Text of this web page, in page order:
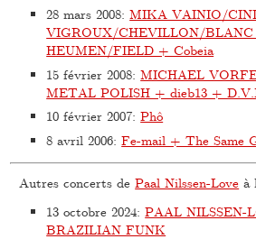
28 mars 2008:MIKA VAINIO/
VIGROUX/CHEVILLON/
HEUMEN/FIELD + Cobeia
15 février 2008:MICHAEL
METAL POLISH + dieb13 +
10 février 2007:Phô
8 avril 2006:Fe-mail + The Same
Autres concerts dePaal Nilssen-Love à
13 octobre 2024:PAAL NILSSEN-
BRAZILIAN FUNK